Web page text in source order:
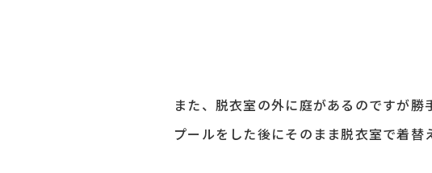
また、脱衣室の外に庭があるのですが
プールをした後にそのまま脱衣室で着替